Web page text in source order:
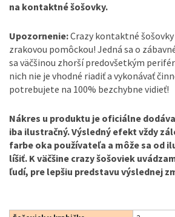
na kontaktné šošovky.
Upozornenie:Crazy kontaktné
zrakovou pomôckou! Jedná sa o
sa väčšinou zhorší predovšetkým
nich nie je vhodné riadiť a vykonávať
potrebujete na 100% bezchybne vidieť!
Nákres u produktu je oficiálne
iba ilustračný. Výsledný efekt vždy
farbe oka používateľa a môže sa od
líšiť. K väčšine crazy šošoviek
ľudí, pre lepšiu predstavu výslednej